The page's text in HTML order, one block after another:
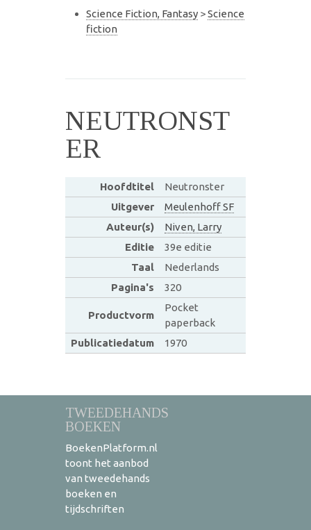
Science Fiction, Fantasy >Science
fiction
NEUTRONST
ER
Hoofdtitel
Neutronster
Uitgever
Meulenhoff SF
Auteur(s)
Niven, Larry
Editie
39e editie
Taal
Nederlands
Pagina's
320
Productvorm
Pocket
paperback
Publicatiedatum
1970
TWEEDEHANDS
BOEKEN
BoekenPlatform.nl
toont het aanbod
van tweedehands
boeken en
tijdschriften